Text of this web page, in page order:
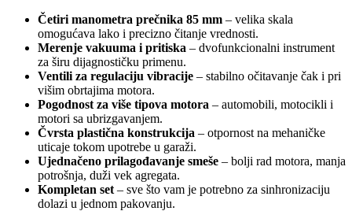
Četiri manometra prečnika 85 mm – velika skala
omogućava lako i precizno čitanje vrednosti.
Merenje vakuuma i pritiska – dvofunkcionalni instrument
za širu dijagnostičku primenu.
Ventili za regulaciju vibracije – stabilno očitavanje čak i pri
višim obrtajima motora.
Pogodnost za više tipova motora – automobili, motocikli i
motori sa ubrizgavanjem.
Čvrsta plastična konstrukcija – otpornost na mehaničke
uticaje tokom upotrebe u garaži.
Ujednačeno prilagođavanje smeše – bolji rad motora, manja
potrošnja, duži vek agregata.
Kompletan set – sve što vam je potrebno za sinhronizaciju
dolazi u jednom pakovanju.